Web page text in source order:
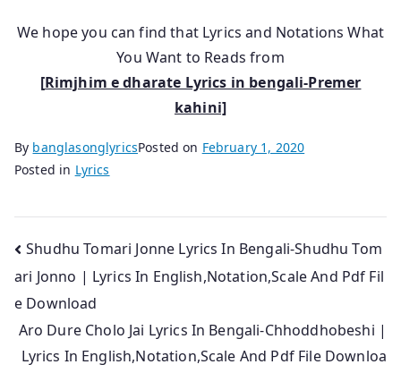
We hope you can find that Lyrics and Notations What
You Want to Reads from
[Rimjhim e dharate Lyrics in bengali-Premer
kahini]
By banglasonglyricsPosted on February 1, 2020
Posted in Lyrics
Post
navigation
Shudhu Tomari Jonne Lyrics In Bengali-Shudhu Tom
ari Jonno | Lyrics In English,Notation,Scale And Pdf Fil
e Download
Aro Dure Cholo Jai Lyrics In Bengali-Chhoddhobeshi |
Lyrics In English,Notation,Scale And Pdf File Downloa